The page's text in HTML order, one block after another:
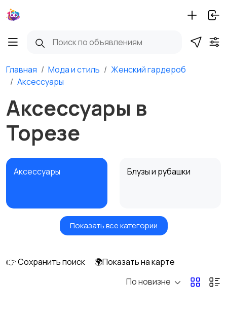
Главная Мода и стиль
Женский гардероб
Аксессуары
Аксессуары в
Торезе
Аксессуары Блузы и рубашки
Будущим мамам Верхняя одежда
Домашняя одежда
Показать все категории
👉 Сохранить поиск
🌍Показать на карте
По новизне